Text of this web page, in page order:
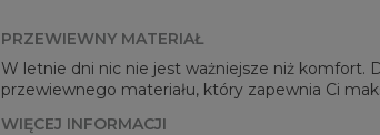
PRZEWIEWNY MATERIAŁ
W letnie dni nic nie jest ważniejsze niż komfort.
przewiewnego materiału, który zapewnia Ci
WIĘCEJ INFORMACJI